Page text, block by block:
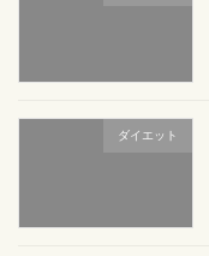
ダイエット